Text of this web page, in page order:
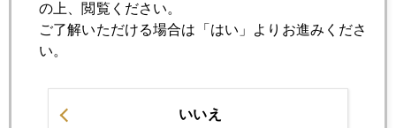
米量的緩和終了後の利上げ
黒田総裁の円高牽制発言あるか？
の上、閲覧ください。
ご了解いただける場合は「はい」よりお進みくださ
い。
いいえ